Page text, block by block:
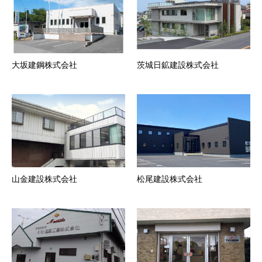
大坂建鋼株式会社 茨城日鉱建設株式会社
山金建設株式会社 松尾建設株式会社